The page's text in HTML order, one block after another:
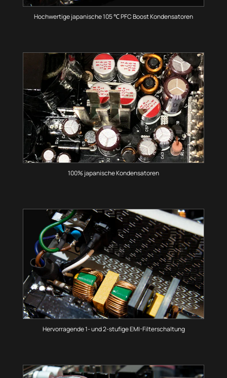
Hochwertige japanische 105 ℃ PFC Boost Kondensatoren
100% japanische Kondensatoren
Hervorragende 1- und 2-stufige EMI-Filterschaltung